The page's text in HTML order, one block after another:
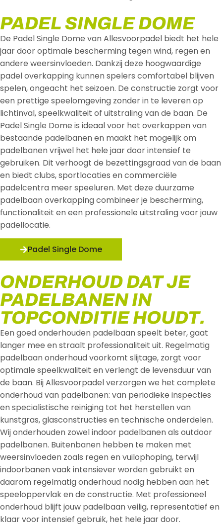
PADEL SINGLE DOME
De Padel Single Dome van Allesvoorpadel biedt het hele
jaar door optimale bescherming tegen wind, regen en
andere weersinvloeden. Dankzij deze hoogwaardige
padel overkapping kunnen spelers comfortabel blijven
spelen, ongeacht het seizoen. De constructie zorgt voor
een prettige speelomgeving zonder in te leveren op
lichtinval, speelkwaliteit of uitstraling van de baan. De
Padel Single Dome is ideaal voor het overkappen van
bestaande padelbanen en maakt het mogelijk om
padelbanen vrijwel het hele jaar door intensief te
gebruiken. Dit verhoogt de bezettingsgraad van de baan
en biedt clubs, sportlocaties en commerciële
padelcentra meer speeluren. Met deze duurzame
padelbaan overkapping combineer je bescherming,
functionaliteit en een professionele uitstraling voor jouw
padellocatie.
Padel Single Dome
ONDERHOUD DAT JE
PADELBANEN IN
TOPCONDITIE HOUDT.
Een goed onderhouden padelbaan speelt beter, gaat
langer mee en straalt professionaliteit uit. Regelmatig
padelbaan onderhoud voorkomt slijtage, zorgt voor
optimale speelkwaliteit en verlengt de levensduur van
de baan. Bij Allesvoorpadel verzorgen we het complete
onderhoud van padelbanen: van periodieke inspecties
en specialistische reiniging tot het herstellen van
kunstgras, glasconstructies en technische onderdelen.
Wij onderhouden zowel indoor padelbanen als outdoor
padelbanen. Buitenbanen hebben te maken met
weersinvloeden zoals regen en vuilophoping, terwijl
indoorbanen vaak intensiever worden gebruikt en
daarom regelmatig onderhoud nodig hebben aan het
speeloppervlak en de constructie. Met professioneel
onderhoud blijft jouw padelbaan veilig, representatief en
klaar voor intensief gebruik, het hele jaar door.